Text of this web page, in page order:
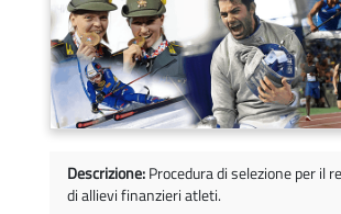
Descrizione:Procedura di selezione per il
di allievi finanzieri atleti.